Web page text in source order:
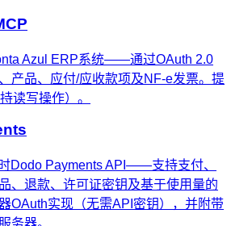
Azul ERP系统——通过OAuth 2.0
产品、应付/应收款项及NF-e发票。提
读写操作）。
Dodo Payments API——支持支付、
、退款、许可证密钥及基于使用量的
OAuth实现（无需API密钥），并附带